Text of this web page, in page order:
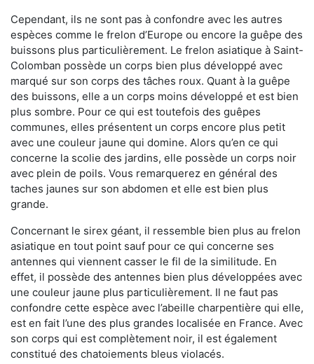
Cependant, ils ne sont pas à confondre avec les autres
espèces comme le frelon d’Europe ou encore la guêpe des
buissons plus particulièrement. Le frelon asiatique à Saint-
Colomban possède un corps bien plus développé avec
marqué sur son corps des tâches roux. Quant à la guêpe
des buissons, elle a un corps moins développé et est bien
plus sombre. Pour ce qui est toutefois des guêpes
communes, elles présentent un corps encore plus petit
avec une couleur jaune qui domine. Alors qu’en ce qui
concerne la scolie des jardins, elle possède un corps noir
avec plein de poils. Vous remarquerez en général des
taches jaunes sur son abdomen et elle est bien plus
grande.
Concernant le sirex géant, il ressemble bien plus au frelon
asiatique en tout point sauf pour ce qui concerne ses
antennes qui viennent casser le fil de la similitude. En
effet, il possède des antennes bien plus développées avec
une couleur jaune plus particulièrement. Il ne faut pas
confondre cette espèce avec l’abeille charpentière qui elle,
est en fait l’une des plus grandes localisée en France. Avec
son corps qui est complètement noir, il est également
constitué des chatoiements bleus violacés.